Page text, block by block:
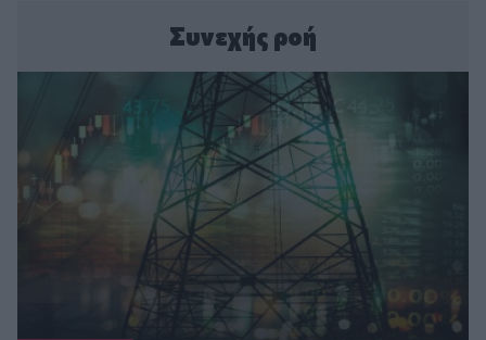
Συνεχής ροή